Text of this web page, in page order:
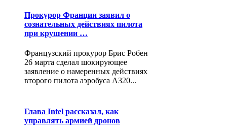
Прокурор Франции заявил о
сознательных действиях пилота
при крушении …
Французский прокурор Брис Робен
26 марта сделал шокирующее
заявление о намеренных действиях
второго пилота аэробуса А320...
Глава Intel рассказал, как
управлять армией дронов